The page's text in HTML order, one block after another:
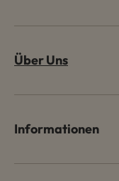
Über Uns
Informationen